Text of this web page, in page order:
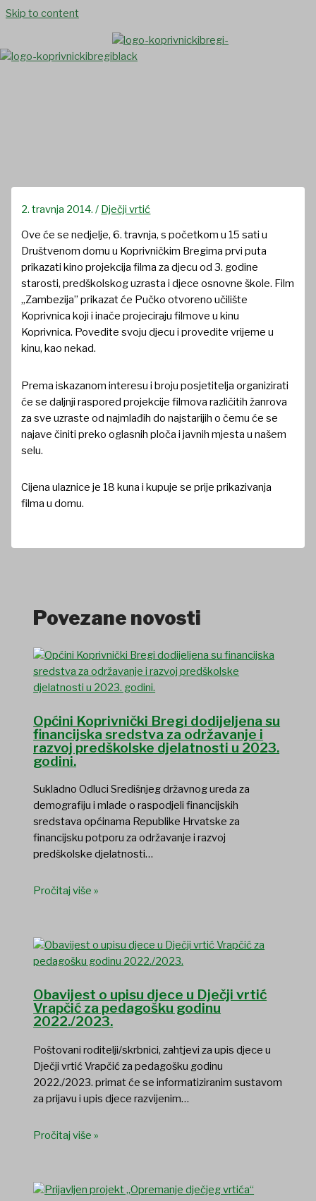
Skip to content
2. travnja 2014./ Dječji vrtić
Ove će se nedjelje, 6. travnja, s početkom u 15 sati u
Društvenom domu u Koprivničkim Bregima prvi puta
prikazati kino projekcija filma za djecu od 3. godine
starosti, predškolskog uzrasta i djece osnovne škole. Film
„Zambezija” prikazat će Pučko otvoreno učilište
Koprivnica koji i inače projeciraju filmove u kinu
Koprivnica. Povedite svoju djecu i provedite vrijeme u
kinu, kao nekad.
Prema iskazanom interesu i broju posjetitelja organizirati
će se daljnji raspored projekcije filmova različitih žanrova
za sve uzraste od najmlađih do najstarijih o čemu će se
najave činiti preko oglasnih ploča i javnih mjesta u našem
selu.
Cijena ulaznice je 18 kuna i kupuje se prije prikazivanja
filma u domu.
Povezane novosti
Općini Koprivnički Bregi dodijeljena su
financijska sredstva za održavanje i
razvoj predškolske djelatnosti u 2023.
godini.
Sukladno Odluci Središnjeg državnog ureda za
demografiju i mlade o raspodjeli financijskih
sredstava općinama Republike Hrvatske za
financijsku potporu za održavanje i razvoj
predškolske djelatnosti…
Pročitaj više »
Obavijest o upisu djece u Dječji vrtić
Vrapčić za pedagošku godinu
2022./2023.
Poštovani roditelji/skrbnici, zahtjevi za upis djece u
Dječji vrtić Vrapčić za pedagošku godinu
2022./2023. primat će se informatiziranim sustavom
za prijavu i upis djece razvijenim…
Pročitaj više »